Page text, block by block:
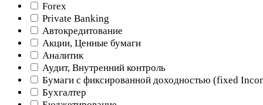
Forex
Private Banking
Автокредитование
Акции, Ценные бумаги
Аналитик
Аудит, Внутренний контроль
Бумаги с фиксированной доходностью (fixed
Бухгалтер